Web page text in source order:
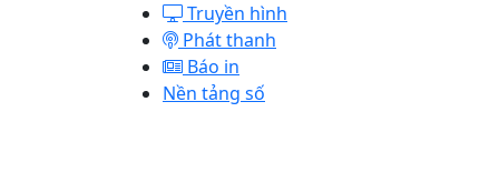
Truyền hình
Phát thanh
Báo in
Nền tảng số